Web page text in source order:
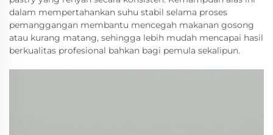
dalam mempertahankan suhu stabil selama proses
pemanggangan membantu mencegah makanan gosong
atau kurang matang, sehingga lebih mudah mencapai hasil
berkualitas profesional bahkan bagi pemula sekalipun.